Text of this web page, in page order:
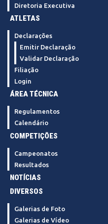
Diretoria Executiva
ATLETAS
Declarações
Emitir Declaração
Validar Declaração
Filiação
Login
ÁREA TÉCNICA
Regulamentos
Calendário
COMPETIÇÕES
Campeonatos
Resultados
NOTÍCIAS
DIVERSOS
Galerias de Foto
Galerias de Vídeo